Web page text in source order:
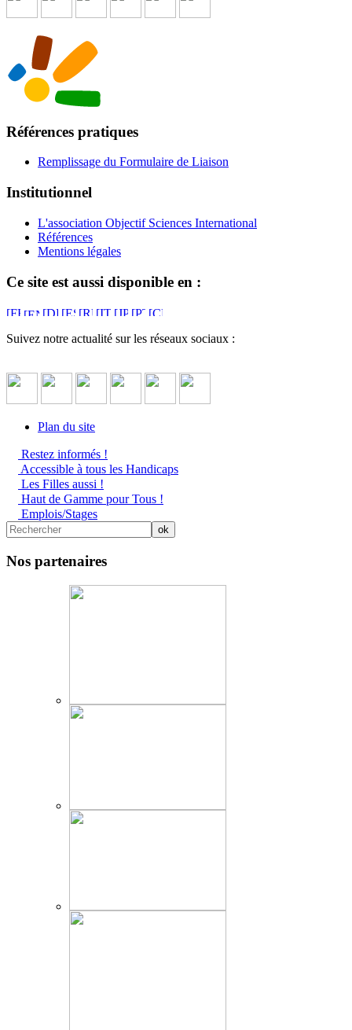
Références pratiques
Remplissage du Formulaire de Liaison
Institutionnel
L'association Objectif Sciences International
Références
Mentions légales
Ce site est aussi disponible en :
Suivez notre actualité sur les réseaux sociaux :
Plan du site
Restez informés !
Accessible à tous les Handicaps
Les Filles aussi !
Haut de Gamme pour Tous !
Emplois/Stages
Nos partenaires